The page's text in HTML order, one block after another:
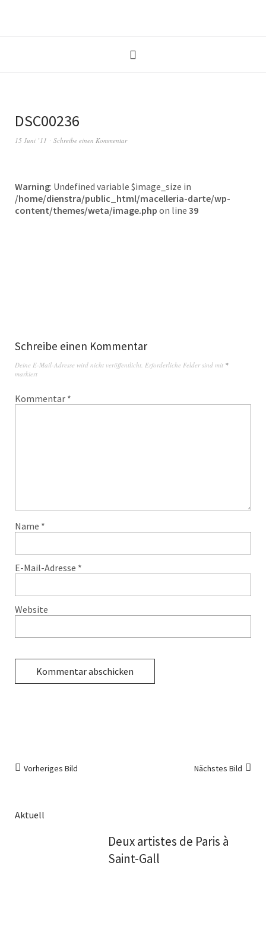
DSC00236
15 Juni ’11 Schreibe einen Kommentar
Warning: Undefined variable $image_size in
/home/dienstra/public_html/macelleria-darte/wp-
content/themes/weta/image.php on line 39
Schreibe einen Kommentar
Deine E-Mail-Adresse wird nicht veröffentlicht. Erforderliche Felder sind mit *
markiert
Kommentar *
Name *
E-Mail-Adresse *
Website
Nächstes Bild
Vorheriges Bild
Aktuell
Deux artistes de Paris à
Saint-Gall